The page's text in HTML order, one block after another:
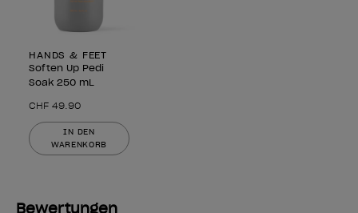
HANDS & FEET
Soften Up Pedi
Soak 250 mL
CHF 49.90
IN DEN
WARENKORB